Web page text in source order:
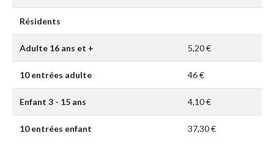
Résidents
Adulte 16 ans et + 5,20 €
10 entrées adulte 46 €
Enfant 3 - 15 ans 4,10 €
10 entrées enfant 37,30 €